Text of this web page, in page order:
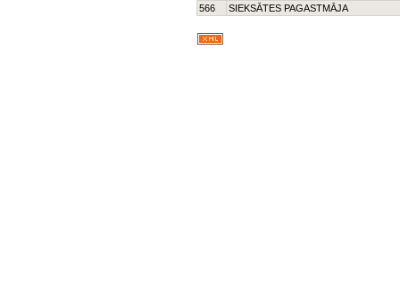
566
SIEKSĀTES PAGASTMĀJA